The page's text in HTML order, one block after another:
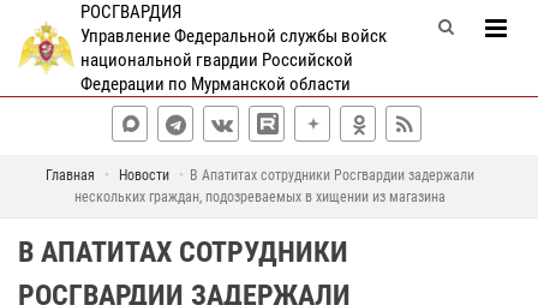
РОСГВАРДИЯ
Управление Федеральной службы войск
национальной гвардии Российской
Федерации по Мурманской области
Главная Новости
В Апатитах сотрудники Росгвардии задержали
нескольких граждан, подозреваемых в хищении из магазина
В АПАТИТАХ СОТРУДНИКИ
РОСГВАРДИИ ЗАДЕРЖАЛИ